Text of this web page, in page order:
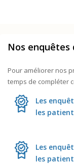
Nos
Pour améliorer nos
temps de compléter
Les
les
Les
les